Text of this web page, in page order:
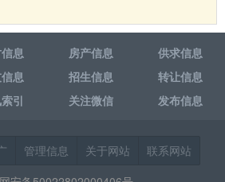
息 房产信息
供求信息
息 招生信息
转让信息
引 关注微信 发布信息
管理信息 关于网站
联系网站